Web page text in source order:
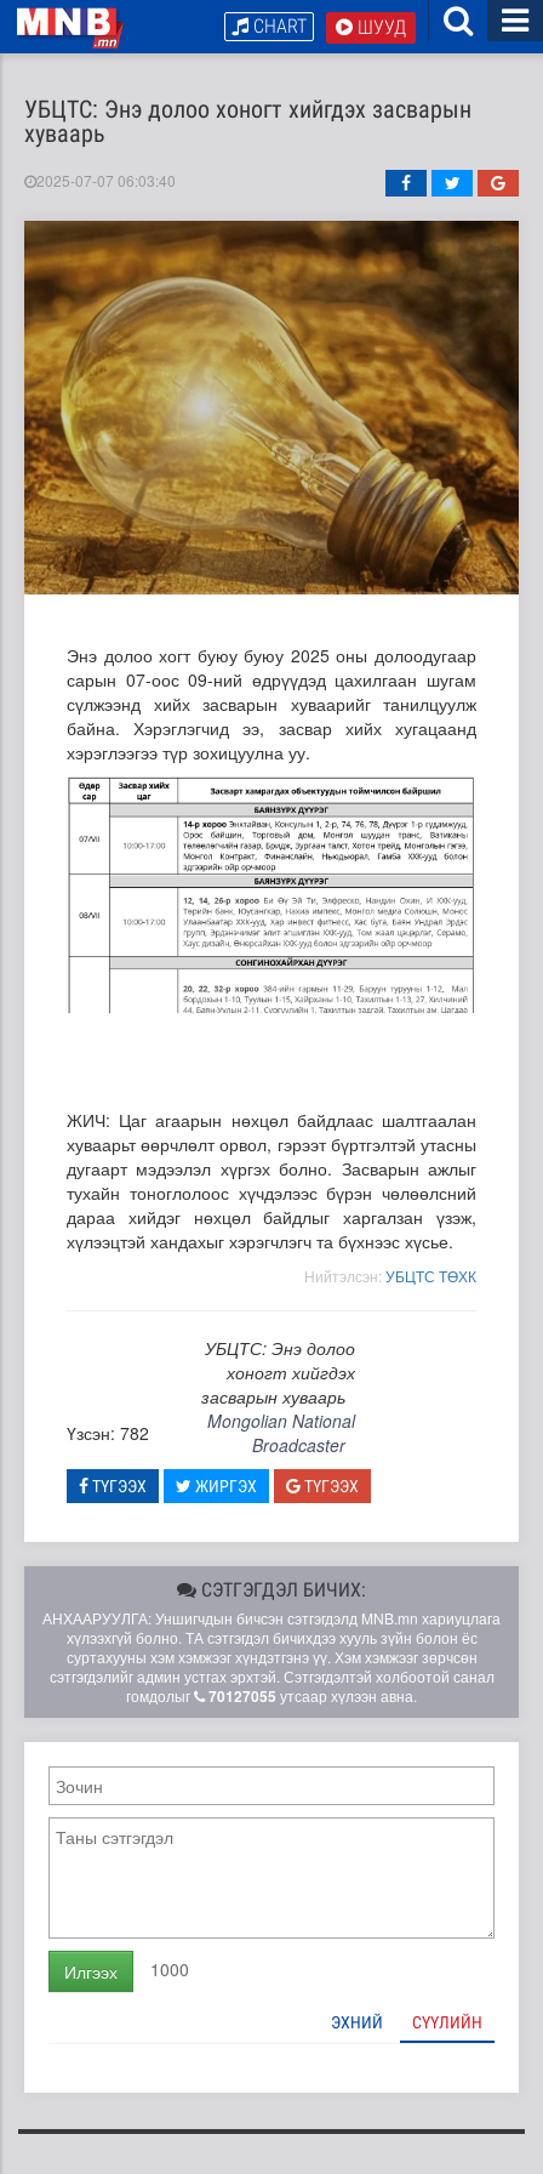
ШУУД
CHART
УБЦТС: Энэ долоо хоногт хийгдэх засварын
хуваарь
2025-07-07 06:03:40
Энэ долоо хогт буюу буюу 2025 оны долоодугаар
сарын 07-оос 09-ний өдрүүдэд цахилгаан шугам
сүлжээнд хийх засварын хуваарийг танилцуулж
байна. Хэрэглэгчид ээ, засвар хийх хугацаанд
хэрэглээгээ түр зохицуулна уу.
ЖИЧ: Цаг агаарын нөхцөл байдлаас шалтгаалан
хуваарьт өөрчлөлт орвол, гэрээт бүртгэлтэй утасны
дугаарт мэдээлэл хүргэх болно. Засварын ажлыг
тухайн тоноглолоос хүчдэлээс бүрэн чөлөөлсний
дараа хийдэг нөхцөл байдлыг харгалзан үзэж,
хүлээцтэй хандахыг хэрэгчлэгч та бүхнээс хүсье.
Нийтэлсэн: УБЦТС ТӨХК
УБЦТС: Энэ долоо
хоногт хийгдэх
засварын хуваарь
Үзсэн: 782
Mongolian National
Broadcaster
ТҮГЭЭХ ЖИРГЭХ ТҮГЭЭХ
СЭТГЭГДЭЛ БИЧИХ:
АНХААРУУЛГА: Уншигчдын бичсэн сэтгэгдэлд MNB.mn хариуцлага
хүлээхгүй болно. ТА сэтгэгдэл бичихдээ хууль зүйн болон ёс
суртахууны хэм хэмжээг хүндэтгэнэ үү. Хэм хэмжээг зөрчсөн
сэтгэгдэлийг админ устгах эрхтэй. Сэтгэгдэлтэй холбоотой санал
гомдолыг
70127055 утсаар хүлээн авна.
Илгээх 1000
ЭХНИЙ СҮҮЛИЙН